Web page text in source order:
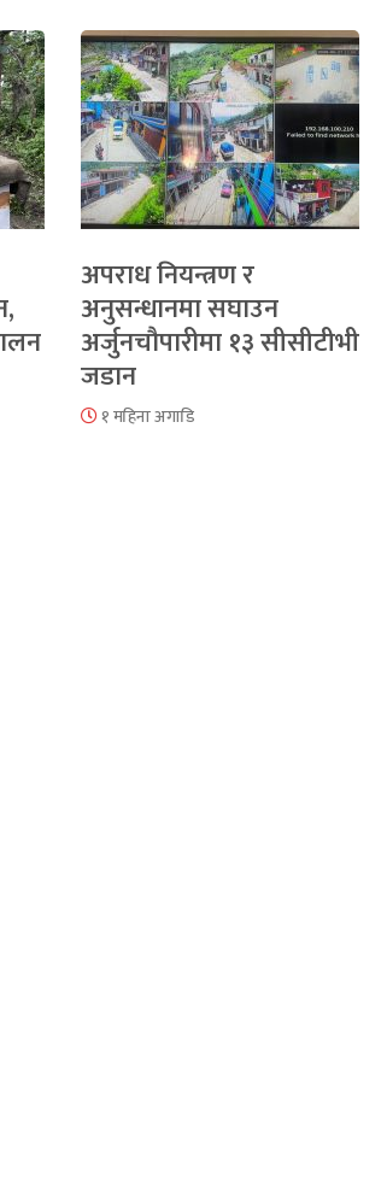
अपराध नियन्त्रण र
अनुसन्धानमा सघाउन
अर्जुनचौपारीमा १३ सीसीटीभी
जडान
१ महिना अगाडि